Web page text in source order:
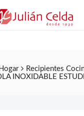
Recipientes
INOXIDABLE